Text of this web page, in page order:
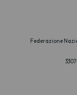
Federazione